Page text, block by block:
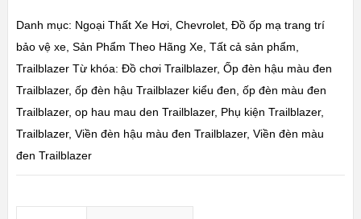
Danh mục: Ngoại Thất Xe Hơi, Chevrolet, Đồ ốp mạ trang trí
bảo vệ xe, Sản Phẩm Theo Hãng Xe, Tất cả sản phẩm
Trailblazer Từ khóa: Đồ chơi Trailblazer, Ốp đèn hậu màu đen
Trailblazer, ốp đèn hậu Trailblazer kiểu đen ốp đèn màu đen
Trailblazer, op hau mau den Trailblazer, Phụ kiện Trailblazer,
Trailblazer, Viền đèn hậu màu đen Trailblazer, Viền đèn màu
đen Trailblazer